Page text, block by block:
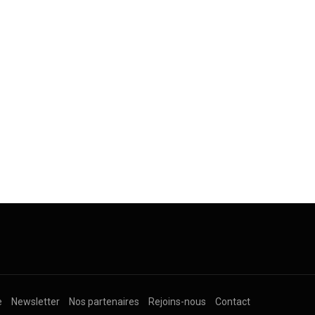
Newsletter Nos partenaires Rejoins-nous Contact